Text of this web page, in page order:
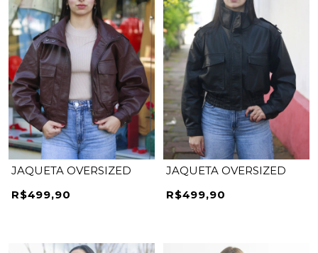
JAQUETA OVERSIZED
R$499,90
JAQUETA OVERSIZED
R$499,90